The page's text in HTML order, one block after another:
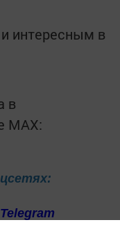
интересным в
в
MАХ:
Telegram